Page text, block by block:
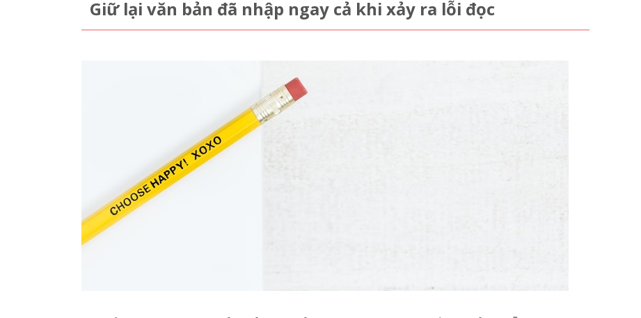
Giữ lại văn bản đã nhập ngay cả khi xảy ra lỗi đọc